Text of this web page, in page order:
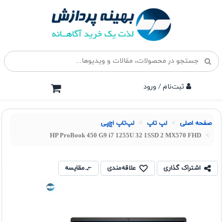
ثبت‌نام / ورود
صفحه اصلی لپ تاپ لپ‌تاپ اچ‌پی
HP ProBook 450 G9 i7 1255U 32 1SSD 2 MX570 FHD
اشتراک گذاری علاقه‌مندی مقایسه